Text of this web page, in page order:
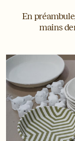
En
mains